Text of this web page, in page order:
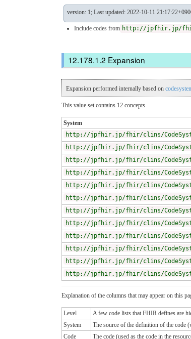
version: 1; Last updated: 2022-10-11
Include codes from http://jpfhir.jp/fhir/
Expansion
Expansion performed internally based on
This value set contains 12 concepts
System
http://jpfhir.jp/fhir/clins/CodeSystem/
http://jpfhir.jp/fhir/clins/CodeSystem/
http://jpfhir.jp/fhir/clins/CodeSystem/
http://jpfhir.jp/fhir/clins/CodeSystem/
http://jpfhir.jp/fhir/clins/CodeSystem/
http://jpfhir.jp/fhir/clins/CodeSystem/
http://jpfhir.jp/fhir/clins/CodeSystem/
http://jpfhir.jp/fhir/clins/CodeSystem/
http://jpfhir.jp/fhir/clins/CodeSystem/
http://jpfhir.jp/fhir/clins/CodeSystem/
http://jpfhir.jp/fhir/clins/CodeSystem/
http://jpfhir.jp/fhir/clins/CodeSystem/
Explanation of the columns that may appear on this
Level
A few code lists that FHIR defines are
System
The source of the definition of the code
Code
The code (used as the code in the